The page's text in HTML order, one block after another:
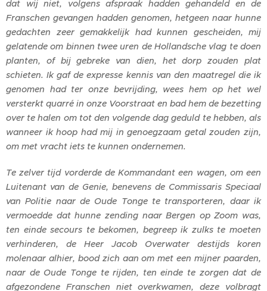
dat wij niet, volgens afspraak hadden gehandeld en de
Franschen gevangen hadden genomen, hetgeen naar hunne
gedachten zeer gemakkelijk had kunnen gescheiden, mij
gelatende om binnen twee uren de Hollandsche vlag te doen
planten, of bij gebreke van dien, het dorp zouden plat
schieten. Ik gaf de expresse kennis van den maatregel die ik
genomen had ter onze bevrijding, wees hem op het wel
versterkt quarré in onze Voorstraat en bad hem de bezetting
over te halen om tot den volgende dag geduld te hebben, als
wanneer ik hoop had mij in genoegzaam getal zouden zijn,
om met vracht iets te kunnen ondernemen.
Te zelver tijd vorderde de Kommandant een wagen, om een
Luitenant van de Genie, benevens de Commissaris Speciaal
van Politie naar de Oude Tonge te transporteren, daar ik
vermoedde dat hunne zending naar Bergen op Zoom was,
ten einde secours te bekomen, begreep ik zulks te moeten
verhinderen, de Heer Jacob Overwater destijds koren
molenaar alhier, bood zich aan om met een mijner paarden,
naar de Oude Tonge te rijden, ten einde te zorgen dat de
afgezondene Franschen niet overkwamen, deze volbragt